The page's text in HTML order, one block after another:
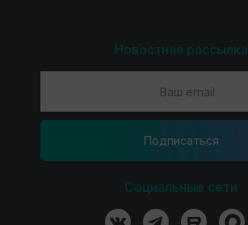
Новостная рассылка
Подпиcаться
Социальные сети